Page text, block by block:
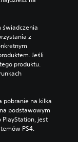
świadczenia
z
Jeśli
produktu.
pobranie na kilka
podstawowym
jest
PS4.